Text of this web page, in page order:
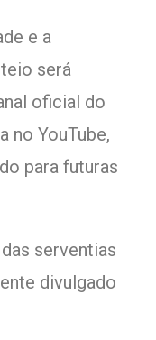
e a
será
oficial do
no YouTube,
para futuras
serventias
divulgado